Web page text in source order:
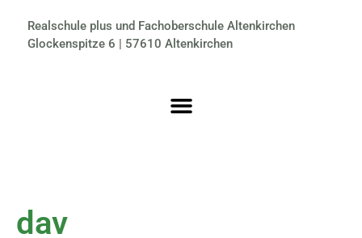
Realschule plus und Fachoberschule Altenkirchen
Glockenspitze 6 | 57610 Altenkirchen
dav